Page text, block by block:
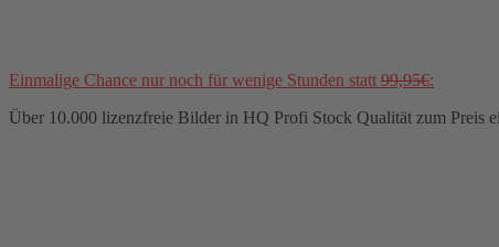
Einmalige Chance nur noch für wenige Stunden statt 99,95€:
Über 10.000 lizenzfreie Bilder in HQ Profi Stock Qualität zum Preis